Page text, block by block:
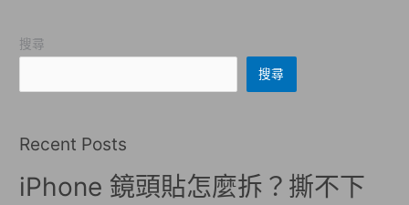
搜尋
搜尋
Recent Posts
iPhone 鏡頭貼怎麼拆？撕不下